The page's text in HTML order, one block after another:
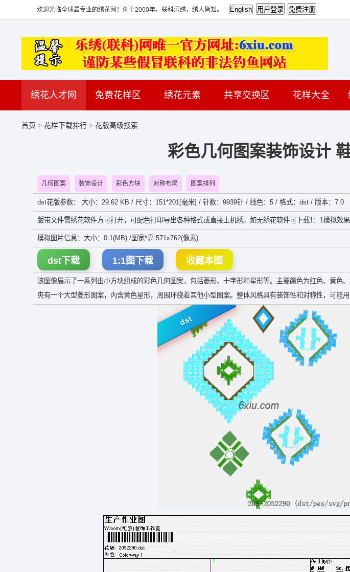
欢迎光临全球最专业的绣花网！创于2000年。联科乐绣，绣人皆知。
绣花人才网 免费花样区 绣花元素 共享交换区 花样大全
首页 > 花样下载排行 > 花版高级搜索
彩色几何图案装饰设计
几何图案 装饰设计 彩色方块 对称布局 图案排列
dst花版参数： 大小：29.62 KB / 尺寸：151*201[毫米] / 针数：9939针 / 线色：5 / 格式：dst / 版本：7.0
版带文件需绣花软件方可打开，可配色打印导出各种格式或直接上机绣。如无绣花软件可下载1：1模拟效果
模拟图片信息：大小：0.1(MB) /图宽*高:571x762(像素)
dst下载 1:1图下载 收藏本图
该图像展示了一系列由小方块组成的彩色几何图案，包括菱形、十字形和星形等。主要颜色为红色、黄色
央有一个大型菱形图案，内含黄色星形，周围环绕着其他小型图案。整体风格具有装饰性和对称性，可能
dst